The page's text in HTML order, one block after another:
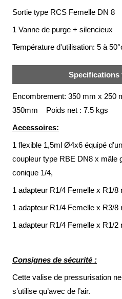
Présentation
Domaines
générales
vente
Actualités
Anfray
Support
techniques
Normes
Contacts
Sortie type RCS Femelle DN 8
1 Vanne de purge + silencieux
Température d'utilisation: 5 à
Specifications
Encombrement: 350 mm x 250
350mm Poids net : 7.5 kgs
Accessoires:
1 flexible 1,5ml Ø4x6 équipé d'un
coupleur type RBE DN8 x mâle
conique 1/4,
1 adapteur R1/4 Femelle x R1/8
1 adapteur R1/4 Femelle x R3/8
1 adapteur R1/4 Femelle x R1/2
Consignes de sécurité :
Cette valise de pressurisation ne
s’utilise qu’avec de l’air.